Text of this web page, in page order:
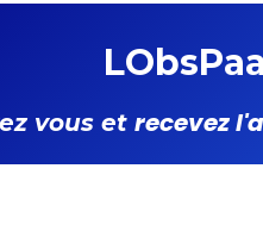
vous et recevez